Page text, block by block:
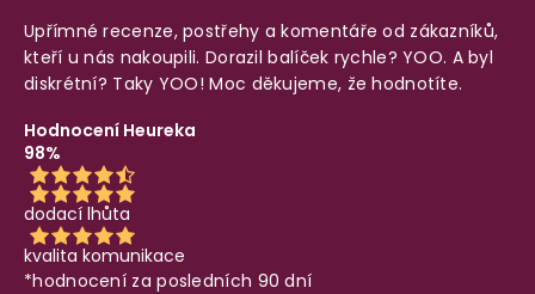
Upřímné recenze, postřehy a komentáře od zákazníků,
kteří u nás nakoupili. Dorazil balíček rychle? YOO. A byl
diskrétní? Taky YOO! Moc děkujeme, že hodnotíte.
Hodnocení Heureka
98%
dodací lhůta
kvalita komunikace
*hodnocení za posledních 90 dní